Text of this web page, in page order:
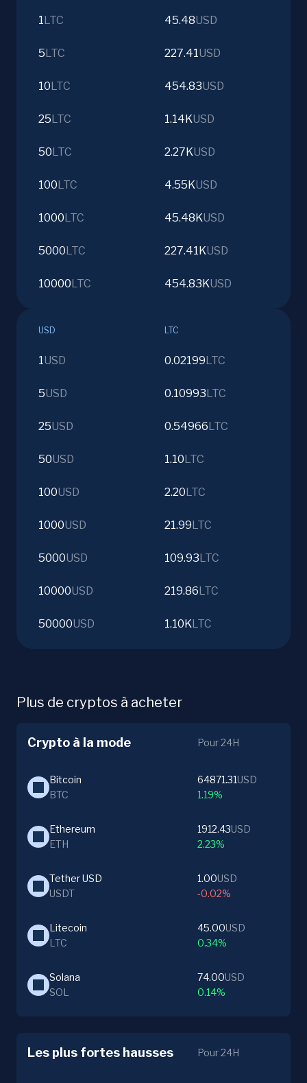
1 LTC 45.48USD
5 LTC 227.41USD
10 LTC 454.83USD
25 LTC 1.14KUSD
50 LTC 2.27KUSD
100 LTC 4.55KUSD
1000 LTC 45.48KUSD
5000 LTC 227.41KUSD
10000 LTC 454.83KUSD
USD LTC
1USD 0.02199 LTC
5USD 0.10993 LTC
25USD 0.54966 LTC
50USD 1.10 LTC
100USD 2.20 LTC
1000USD 21.99 LTC
5000USD 109.93 LTC
10000USD 219.86 LTC
50000USD 1.10KLTC
Plus de cryptos à acheter
Crypto à la mode Pour 24H
Bitcoin
BTC
64871.31USD
1.19%
Ethereum
ETH
1912.43USD
2.23%
Tether USD
USDT
1.00USD
-0.02%
Litecoin
LTC
45.00USD
0.34%
Solana
SOL
74.00USD
0.14%
Les plus fortes hausses Pour 24H